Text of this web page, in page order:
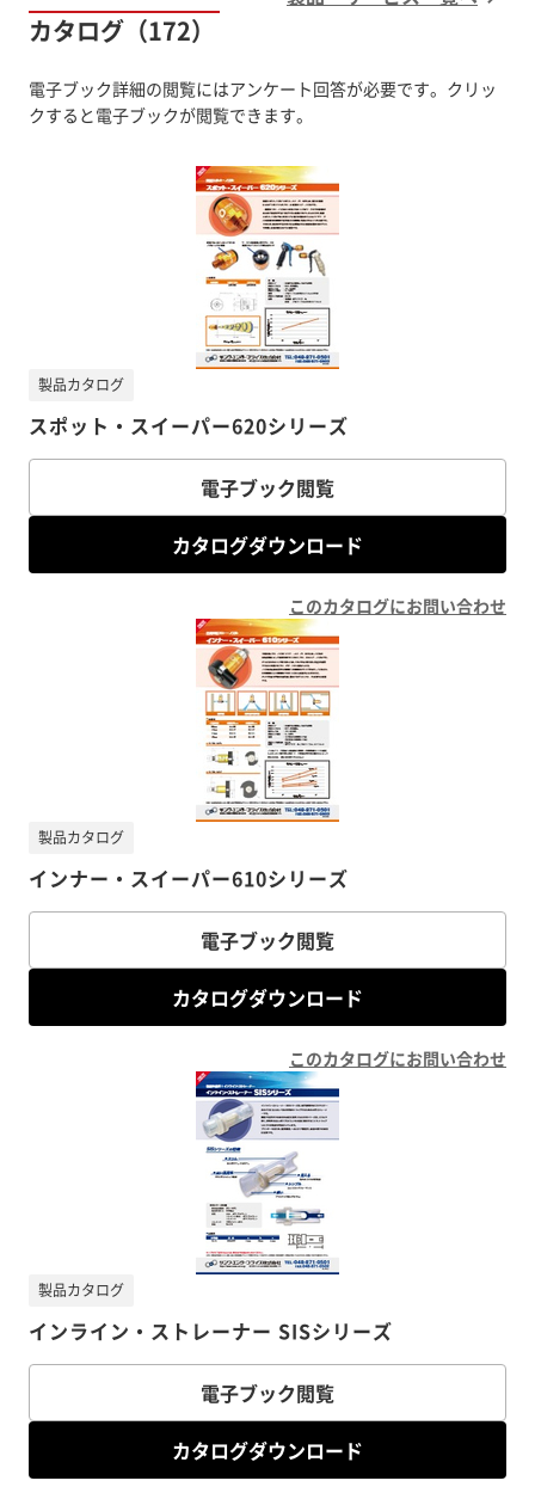
カタログ（172）
電子ブック詳細の閲覧にはアンケート回答が必要です。クリッ
クすると電子ブックが閲覧できます。
スポット・スイーパー620シリーズ
製品カタログ
電子ブック閲覧
カタログダウンロード
このカタログにお問い合わせ
インナー・スイーパー610シリーズ
製品カタログ
電子ブック閲覧
カタログダウンロード
このカタログにお問い合わせ
インライン・ストレーナー SISシリーズ
製品カタログ
電子ブック閲覧
カタログダウンロード